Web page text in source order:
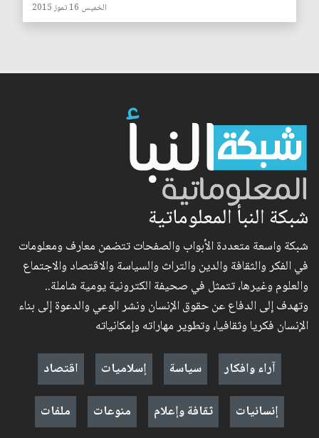
الخميس 16 تموز 2015
شبكة النبأ المعلوماتية
شبكة واسعة متعددة الأبواب والصفحات تتضمن معارف ومعلومات
في الفكر والثقافة والدين والتراث والسياسة والاقتصاد والاجتماع
والعلوم وغيرها، تتمثل في صحيفة الكترونية يومية شاملة..
وتهدف إلى الدفاع عن حقوق الإنسان ونشر الوعي والدعوة إلى بناء
الإنسان فكريا وثقافيا، وتطوير مهاراته وإمكانياته
آراء وافكار
سياسة إسلاميات
اقتصاد
إنسانيات
ثقافة وإعلام منوعات ملفات